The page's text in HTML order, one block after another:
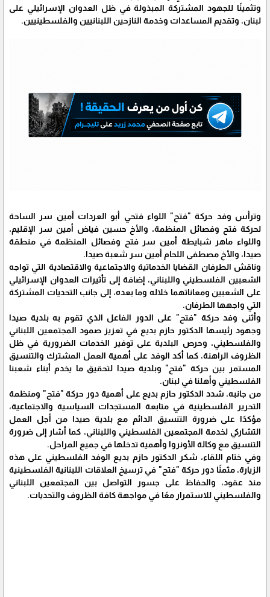
وتثمينًا للجهود المشتركة المبذولة في ظل العدوان الإسرائيلي على
لبنان، وتقديم المساعدات وخدمة النازحين اللبنانيين والفلسطينيين.
وترأس وفد حركة "فتح" اللواء فتحي أبو العردات أمين سر الساحة
لحركة فتح وفصائل المنظمة، والأخ حسين فياض أمين سر الإقليم،
واللواء ماهر شبايطة أمين سر فتح وفصائل المنظمة في منطقة
صيدا، والأخ مصطفى اللحام أمين سر شعبة صيدا.
وناقش الطرفان القضايا الخدماتية والاجتماعية والاقتصادية التي تواجه
الشعبين الفلسطيني واللبناني، إضافة إلى تأثيرات العدوان الإسرائيلي
على الشعبين ومعاناتهما خلاله وما بعده، إلى جانب التحديات المشتركة
التي واجهها الطرفان.
وأثنى وفد حركة "فتح" على الدور الفاعل الذي تقوم به بلدية صيدا
وجهود رئيسها الدكتور حازم بديع في تعزيز صمود المجتمعين اللبناني
والفلسطيني، وحرص البلدية على توفير الخدمات الضرورية في ظل
الظروف الراهنة، كما أكد الوفد على أهمية العمل المشترك والتنسيق
المستمر بين حركة "فتح" وبلدية صيدا لتحقيق ما يخدم أبناء شعبنا
الفلسطيني وأهلنا في لبنان.
من جانبه، شدد الدكتور حازم بديع على أهمية دور حركة "فتح" ومنظمة
التحرير الفلسطينية في متابعة المستجدات السياسية والاجتماعية،
مؤكدًا على ضرورة التنسيق الدائم مع بلدية صيدا من أجل العمل
التشاركي لخدمة المجتمعين الفلسطيني واللبناني، كما أشار إلى ضرورة
التنسيق مع وكالة الأونروا وأهمية تدخلها في جميع المراحل.
وفي ختام اللقاء، شكر الدكتور حازم بديع الوفد الفلسطيني على هذه
الزيارة، مثمنًا دور حركة "فتح" في ترسيخ العلاقات اللبنانية الفلسطينية
منذ عقود، والحفاظ على جسور التواصل بين المجتمعين اللبناني
والفلسطيني للاستمرار معًا في مواجهة كافة الظروف والتحديات.